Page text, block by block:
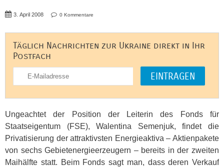
3. April 2008 0 Kommentare
Täglich Nachrichten zur Ukraine direkt in Ihr
Postfach
Ungeachtet der Position der Leiterin des Fonds für
Staatseigentum (FSE), Walentina Semenjuk, findet die
Privatisierung der attraktivsten Energieaktiva – Aktienpakete
von sechs Gebietenergieerzeugern – bereits in der zweiten
Maihälfte statt. Beim Fonds sagt man, dass deren Verkauf